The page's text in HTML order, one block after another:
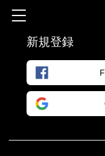
新規登録